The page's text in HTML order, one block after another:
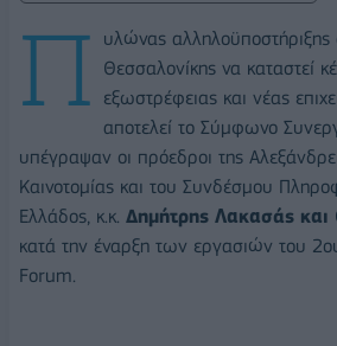
Π
υλώνας
Θεσσαλονίκης να καταστεί
εξωστρέφειας και νέας
αποτελεί το Σύμφωνο
υπέγραψαν οι πρόεδροι της
Καινοτομίας και του Συνδέσμου
Ελλάδος, κ.κ. Δημήτρης Λακασάς
κατά την έναρξη των εργασιών του
Forum.